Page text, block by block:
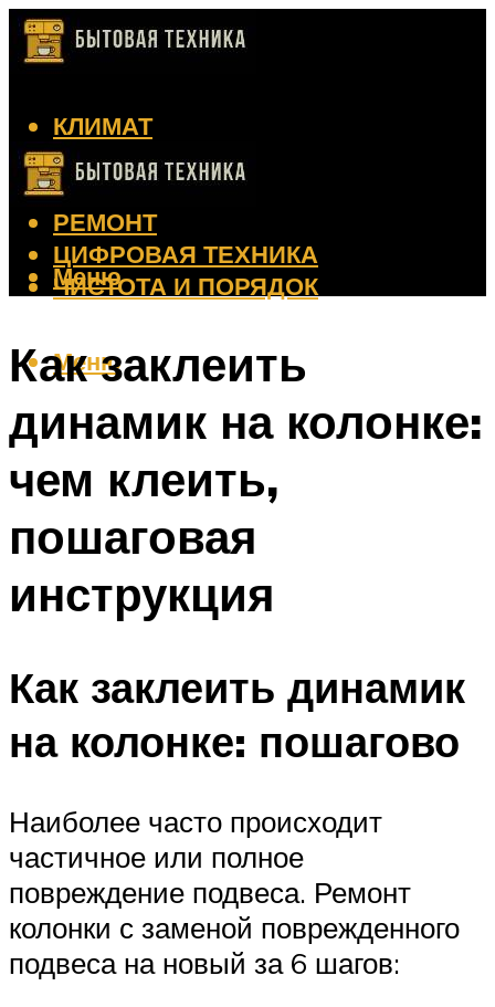
КЛИМАТ
КРАСОТА
КУХНЯ
РЕМОНТ
ЦИФРОВАЯ ТЕХНИКА
ЧИСТОТА И ПОРЯДОК
Меню
Меню
Как заклеить
динамик на колонке:
чем клеить,
пошаговая
инструкция
Как заклеить динамик
на колонке: пошагово
Наиболее часто происходит
частичное или полное
повреждение подвеса. Ремонт
колонки с заменой поврежденного
подвеса на новый за 6 шагов: